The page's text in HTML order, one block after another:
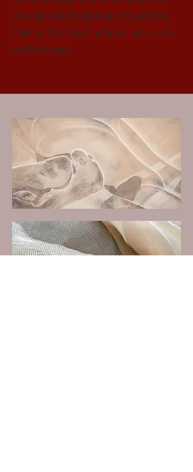
the context and background of your work.
Click on "Edit Text" or double click on the
text box to start.